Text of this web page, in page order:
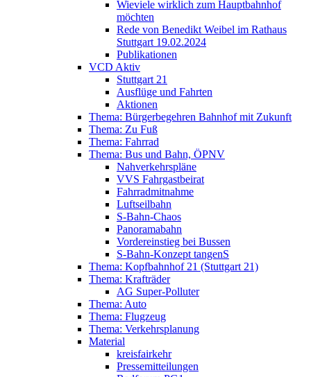
Wieviele wirklich zum Hauptbahnhof
möchten
Rede von Benedikt Weibel im Rathaus
Stuttgart 19.02.2024
Publikationen
VCD Aktiv
Stuttgart 21
Ausflüge und Fahrten
Aktionen
Thema: Bürgerbegehren Bahnhof mit Zukunft
Thema: Zu Fuß
Thema: Fahrrad
Thema: Bus und Bahn, ÖPNV
Nahverkehrspläne
VVS Fahrgastbeirat
Fahrradmitnahme
Luftseilbahn
S-Bahn-Chaos
Panoramabahn
Vordereinstieg bei Bussen
S-Bahn-Konzept tangenS
Thema: Kopfbahnhof 21 (Stuttgart 21)
Thema: Krafträder
AG Super-Polluter
Thema: Auto
Thema: Flugzeug
Thema: Verkehrsplanung
Material
kreisfairkehr
Pressemitteilungen